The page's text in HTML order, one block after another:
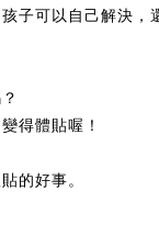
子可以自己解決，
得體貼喔！
的好事。